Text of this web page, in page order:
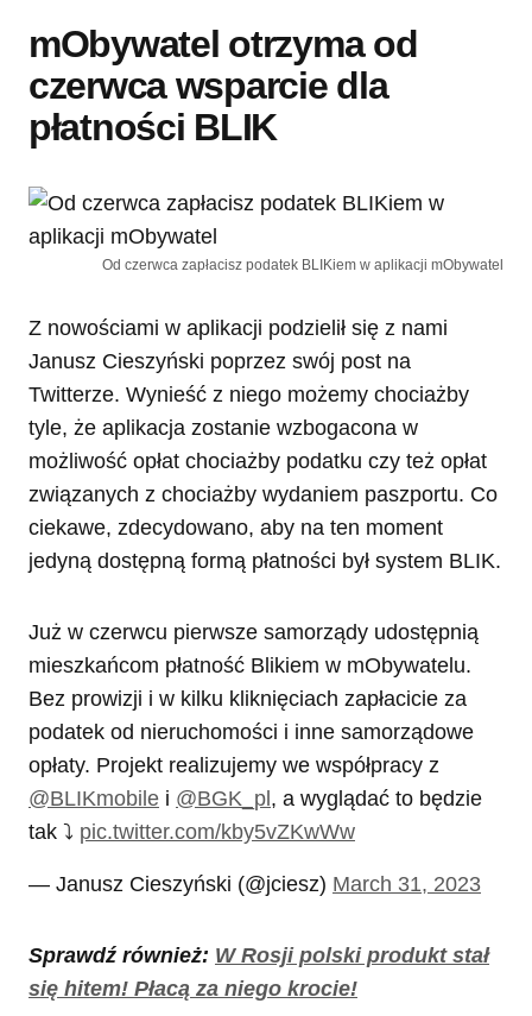
mObywatel otrzyma od
czerwca wsparcie dla
płatności BLIK
Od czerwca zapłacisz podatek BLIKiem w aplikacji mObywatel
Z nowościami w aplikacji podzielił się z nami
Janusz Cieszyński poprzez swój post na
Twitterze. Wynieść z niego możemy chociażby
tyle, że aplikacja zostanie wzbogacona w
możliwość opłat chociażby podatku czy też opłat
związanych z chociażby wydaniem paszportu. Co
ciekawe, zdecydowano, aby na ten moment
jedyną dostępną formą płatności był system BLIK.
Już w czerwcu pierwsze samorządy udostępnią
mieszkańcom płatność Blikiem w mObywatelu.
Bez prowizji i w kilku kliknięciach zapłacicie za
podatek od nieruchomości i inne samorządowe
opłaty. Projekt realizujemy we współpracy z
@BLIKmobile i @BGK_pl , a wyglądać to będzie
tak ⤵️ pic.twitter.com/kby5vZKwWw
— Janusz Cieszyński (@jciesz) March 31, 2023
Sprawdź również: W Rosji polski produkt stał
się hitem! Płacą za niego krocie!